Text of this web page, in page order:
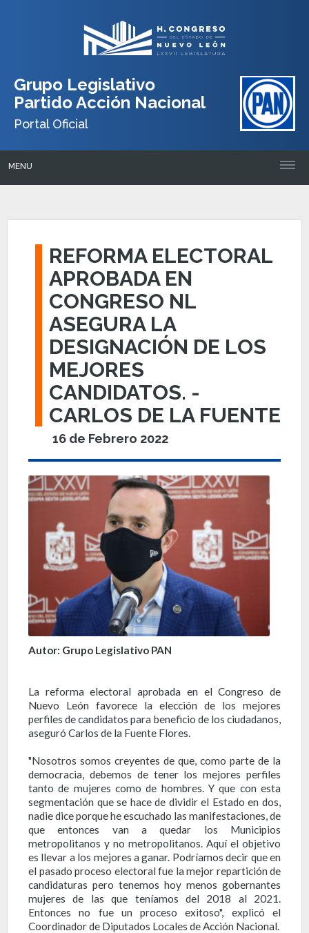
Grupo Legislativo
Partido Acción Nacional
Portal Oficial
MENU
REFORMA ELECTORAL
APROBADA EN
CONGRESO NL
ASEGURA LA
DESIGNACIÓN DE LOS
MEJORES
CANDIDATOS. -
CARLOS DE LA FUENTE
16 de Febrero 2022
Autor: Grupo Legislativo PAN
La reforma electoral aprobada en el Congreso de
Nuevo León favorece la elección de los mejores
perfiles de candidatos para beneficio de los ciudadanos,
aseguró Carlos de la Fuente Flores.
"Nosotros somos creyentes de que, como parte de la
democracia, debemos de tener los mejores perfiles
tanto de mujeres como de hombres. Y que con esta
segmentación que se hace de dividir el Estado en dos,
nadie dice porque he escuchado las manifestaciones, de
que entonces van a quedar los Municipios
metropolitanos y no metropolitanos. Aquí el objetivo
es llevar a los mejores a ganar. Podríamos decir que en
el pasado proceso electoral fue la mejor repartición de
candidaturas pero tenemos hoy menos gobernantes
mujeres de las que teníamos del 2018 al 2021.
Entonces no fue un proceso exitoso", explicó el
Coordinador de Diputados Locales de Acción Nacional.